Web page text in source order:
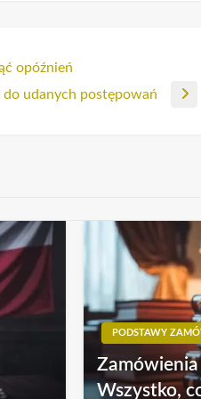
opóźnień
udanych postępowań
PODSTAWY
Wszystko,